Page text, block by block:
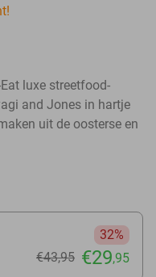
luxe streetfood-
and Jones in hartje
uit de oosterse en
32%
€43,95 €29,95